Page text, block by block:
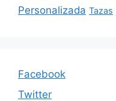
Personalizada Tazas
Facebook
Twitter